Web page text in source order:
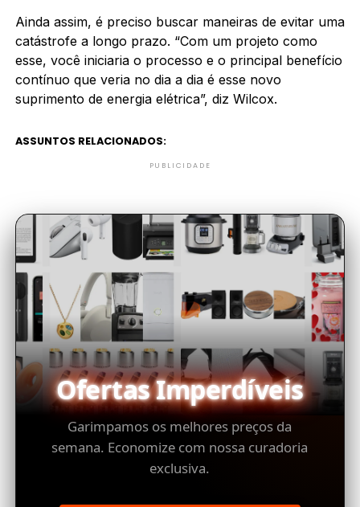
Ainda assim, é preciso buscar maneiras de evitar uma
catástrofe a longo prazo. “Com um projeto como
esse, você iniciaria o processo e o principal benefício
contínuo que veria no dia a dia é esse novo
suprimento de energia elétrica”, diz Wilcox.
ASSUNTOS RELACIONADOS:
PUBLICIDADE
Ofertas Imperdíveis
Garimpamos os melhores preços da
semana. Economize com nossa curadoria
exclusiva.